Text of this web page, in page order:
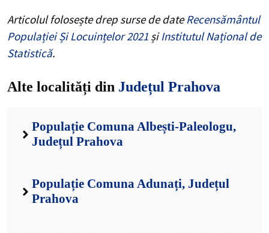
Articolul folosește drep surse de dateRecensământul
Populației Și Locuințelor 2021 șiInstitutul Național de
Statistică.
Alte localități din Județul Prahova
Populație Comuna Albești-Paleologu,
Județul Prahova
Populație Comuna Adunați, Județul
Prahova